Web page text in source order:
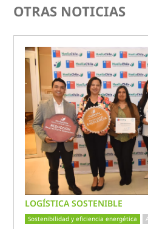
OTRAS NOTICIAS
LOGÍSTICA SOSTENIBLE
Sostenibilidad y eficiencia energética